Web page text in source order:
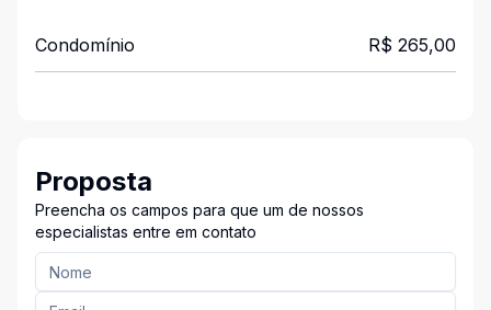
Condomínio R$ 265,00
Proposta
Preencha os campos para que um de nossos
especialistas entre em contato